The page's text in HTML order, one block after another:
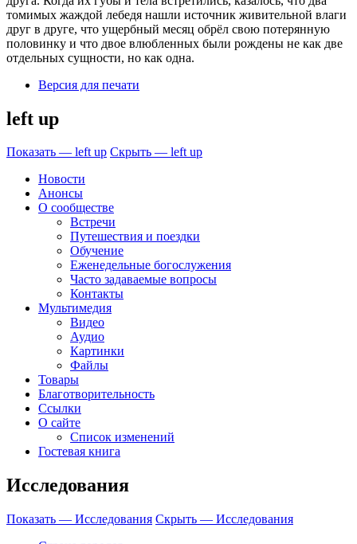
томимых жаждой лебедя нашли источник живительной влаги
друг в друге, что ущербный месяц обрёл свою потерянную
половинку и что двое влюбленных были рождены не как две
отдельных сущности, но как одна.
Версия для печати
left up
Показать — left up Скрыть — left up
Новости
Анонсы
О сообществе
Встречи
Путешествия и поездки
Обучение
Еженедельные богослужения
Часто задаваемые вопросы
Контакты
Мультимедия
Видео
Аудио
Картинки
Файлы
Товары
Благотворительность
Ссылки
О сайте
Список изменений
Гостевая книга
Исследования
Показать — Исследования Скрыть — Исследования